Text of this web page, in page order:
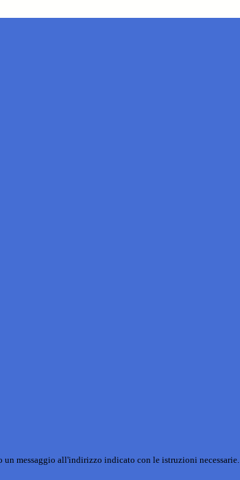
un messaggio all'indirizzo indicato con le istruzioni necessarie.